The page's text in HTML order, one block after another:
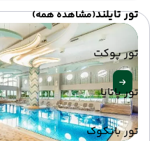
تور تایلند(مشاهده همه)
تور پوکت
تور پاتایا
تور بانکوک